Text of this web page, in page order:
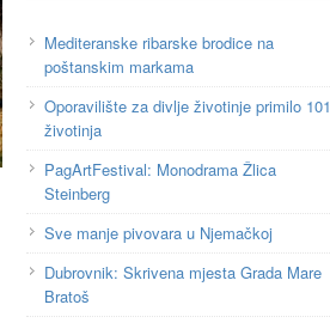
Mediteranske ribarske brodice na
poštanskim markama
Oporavilište za divlje životinje primilo
životinja
PagArtFestival: Monodrama Žlica
Steinberg
Sve manje pivovara u Njemačkoj
Dubrovnik: Skrivena mjesta Grada Mare
Bratoš